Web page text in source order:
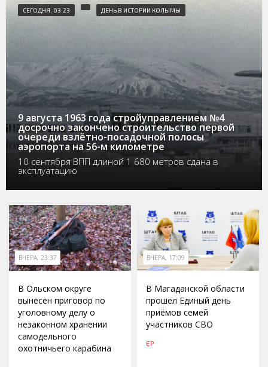
СЕГОДНЯ, 03:23 ДЕНЬ В ИСТОРИИ КОЛЫМЫ
9 августа 1963 года стройуправлением №4
досрочно закончено строительство первой
очереди взлётно-посадочной полосы
аэропорта на 56-м километре
10 сентября ВПП длиной 1 680 метров сдана в
эксплуатацию
ВЧЕРА, 23:37
В Ольском округе
вынесен приговор по
уголовному делу о
незаконном хранении
самодельного
охотничьего карабина
ВЧЕРА, 17:09
В Магаданской области
прошёл Единый день
приёмов семей
участников СВО
ЕР